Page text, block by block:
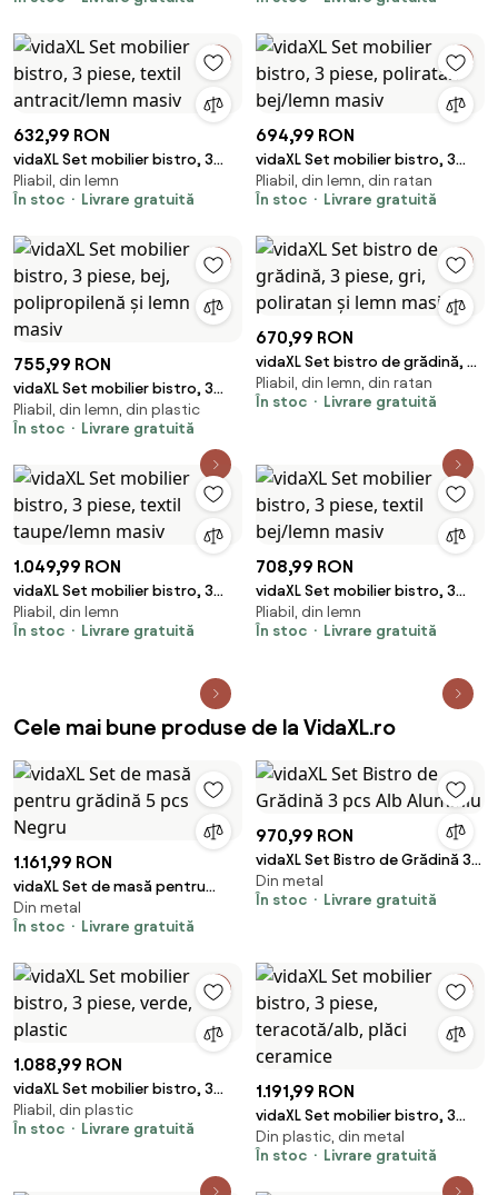
632,99 RON
vidaXL Set mobilier bistro, 3
piese, textil antracit/lemn
masiv
Pliabil, din lemn
În stoc
Livrare gratuită
694,99 RON
vidaXL Set mobilier bistro, 3
piese, poliratan bej/lemn masiv
Pliabil, din lemn, din ratan
În stoc
Livrare gratuită
755,99 RON
vidaXL Set mobilier bistro, 3
piese, bej, polipropilenă și lemn
masiv
Pliabil, din lemn, din plastic
În stoc
Livrare gratuită
670,99 RON
vidaXL Set bistro de grădină, 3
piese, gri, poliratan și lemn
masiv
Pliabil, din lemn, din ratan
În stoc
Livrare gratuită
1.049,99 RON
vidaXL Set mobilier bistro, 3
piese, textil taupe/lemn masiv
Pliabil, din lemn
În stoc
Livrare gratuită
708,99 RON
vidaXL Set mobilier bistro, 3
piese, textil bej/lemn masiv
Pliabil, din lemn
În stoc
Livrare gratuită
Cele mai bune produse de la VidaXL.ro
1.161,99 RON
vidaXL Set de masă pentru
grădină 5 pcs Negru
Din metal
În stoc
Livrare gratuită
970,99 RON
vidaXL Set Bistro de Grădină 3
pcs Alb Aluminiu
Din metal
În stoc
Livrare gratuită
1.088,99 RON
vidaXL Set mobilier bistro, 3
piese, verde, plastic
Pliabil, din plastic
În stoc
Livrare gratuită
1.191,99 RON
vidaXL Set mobilier bistro, 3
piese, teracotă/alb, plăci
ceramice
Din plastic, din metal
În stoc
Livrare gratuită